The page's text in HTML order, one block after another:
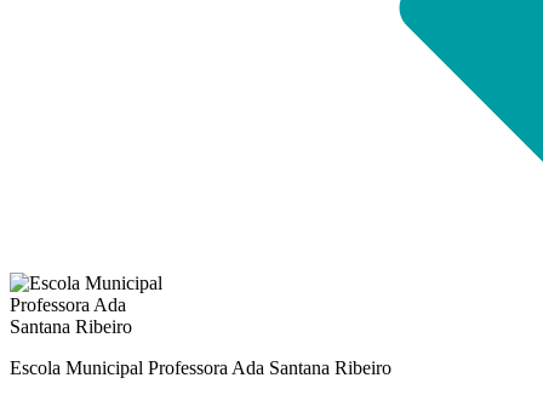
Escola Municipal Professora Ada Santana Ribeiro